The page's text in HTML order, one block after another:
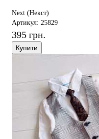
Next (Некст)
Артикул: 25829
395 грн.
Купити